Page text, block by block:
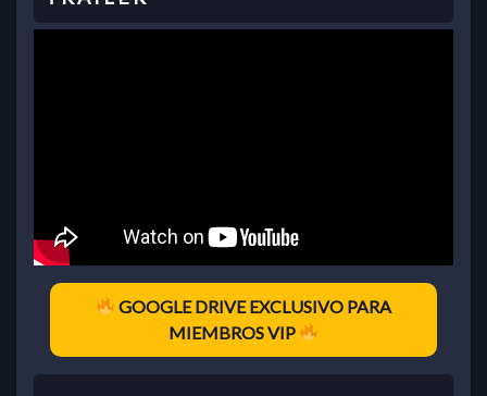
GOOGLE DRIVE EXCLUSIVO PARA
MIEMBROS VIP